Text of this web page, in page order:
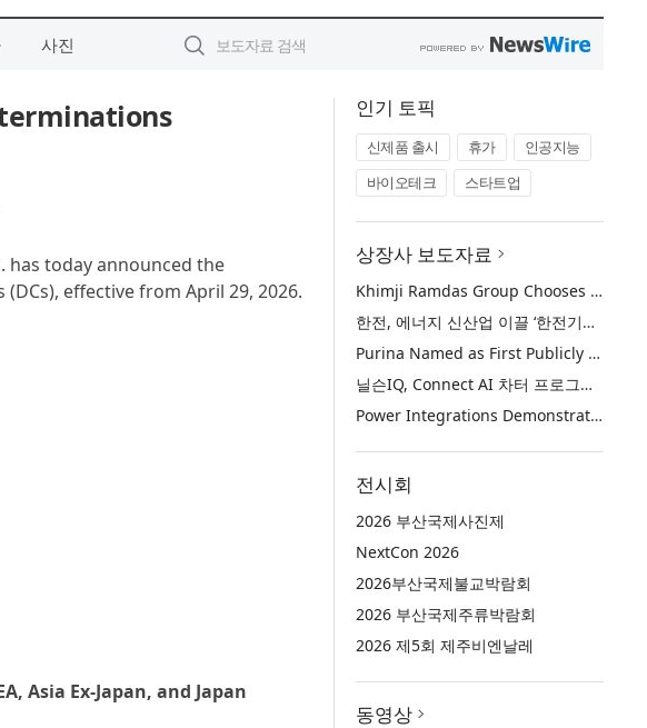
사진
has today announced the
effective from April 29, 2026.
Asia Ex-Japan, and Japan
인기 토픽
신제품 출시 휴가
인공지능
바이오테크
스타트업
상장사 보도자료
Khimji Ramdas Group Chooses Rimini Street to Reduce SAP Support Costs, Protect 700+ Customizations and Reinvest Savings in Innovation
한전, 에너지 신산업 이끌 ‘한전기술지주’ 공식 출범
Purina Named as First Publicly Announced NIQ ConnectAI Charter Client
닐슨IQ, Connect AI 차터 프로그램 최초 고객사 ‘퓨리나’ 선정
Power Integrations Demonstrates World’s First 2200 V GaN Technology for Next-Era High-Voltage Power Systems
전시회
2026 부산국제사진제
NextCon 2026
2026부산국제불교박람회
2026 부산국제주류박람회
2026 제5회 제주비엔날레
동영상